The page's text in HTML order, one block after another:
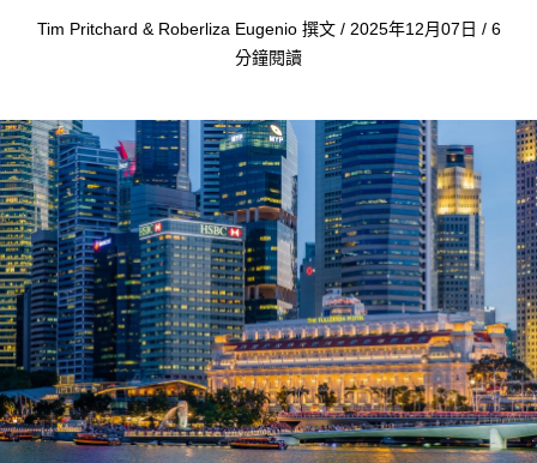
Tim Pritchard & Roberliza Eugenio 撰文 / 2025年12月07日 / 6
分鐘閱讀